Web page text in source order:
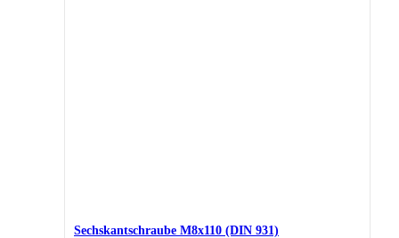
Sechskantschraube M8x110 (DIN 931)